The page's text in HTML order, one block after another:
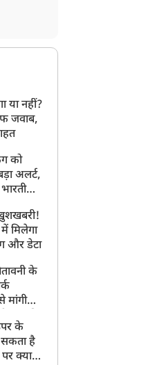
हुए गंवा दिया
CWG में जीता
हैं सोमन राणा जो
के हीरो
या नहीं?
जवाब,
को
अलर्ट,
मिलेगा
और डेटा
के
मांगी
के
है
क्या